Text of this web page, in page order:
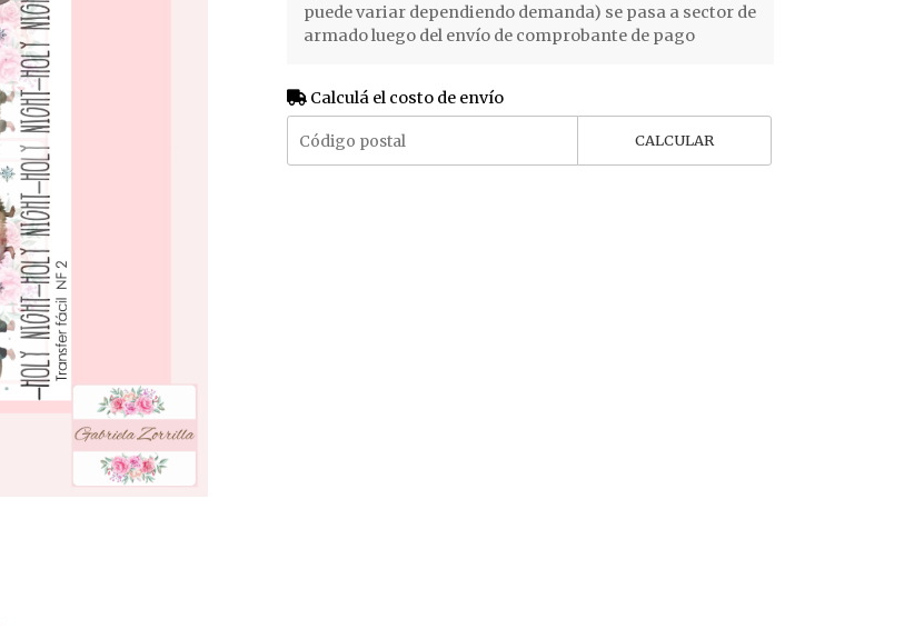
puede variar dependiendo demanda) se pasa a sector de
armado luego del envío de comprobante de pago
Calculá el costo de envío
CALCULAR